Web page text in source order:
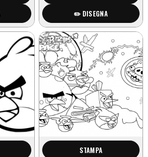
✏️ DISEGNA
STAMPA